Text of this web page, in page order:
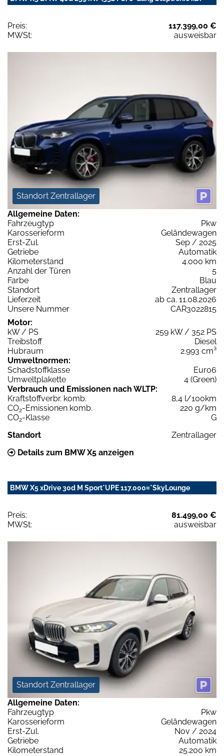
Preis:
117.399,00 €
MWSt:
ausweisbar
Standort Zentrallager
Allgemeine Daten:
Fahrzeugtyp
Pkw
Karosserieform
Geländewagen
Erst-Zul.
Sep / 2025
Getriebe
Automatik
Kilometerstand
4.000 km
Anzahl der Türen
5
Farbe
Blau
Standort
Zentrallager
Lieferzeit
ab ca. 11.08.2026
Unsere Nummer
CAR3022815
Motor:
kW / PS
259 kW / 352 PS
Treibstoff
Diesel
Hubraum
2.993 cm³
Umweltnormen:
Schadstoffklasse
Euro6
Umweltplakette
4 (Green)
Verbrauch und Emissionen nach WLTP:
Kraftstoffverbr. komb.
8,4 l/100km
CO2-Emissionen komb.
220 g/km
CO2-Klasse
G
Standort
Zentrallager
Details zum BMW X5 anzeigen
BMW X5 xDrive 30d M Sport*UPE 117.000¤*SkyLounge
Preis:
81.499,00 €
MWSt:
ausweisbar
Standort Zentrallager
Allgemeine Daten:
Fahrzeugtyp
Pkw
Karosserieform
Geländewagen
Erst-Zul.
Nov / 2024
Getriebe
Automatik
Kilometerstand
25.200 km